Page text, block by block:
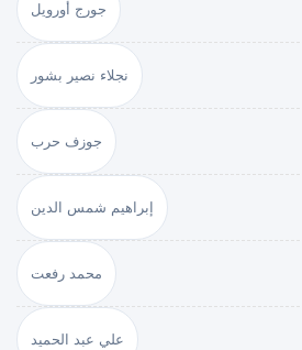
جورج أورويل
نجلاء نصير بشور
جوزف حرب
إبراهيم شمس الدين
محمد رفعت
علي عبد الحميد